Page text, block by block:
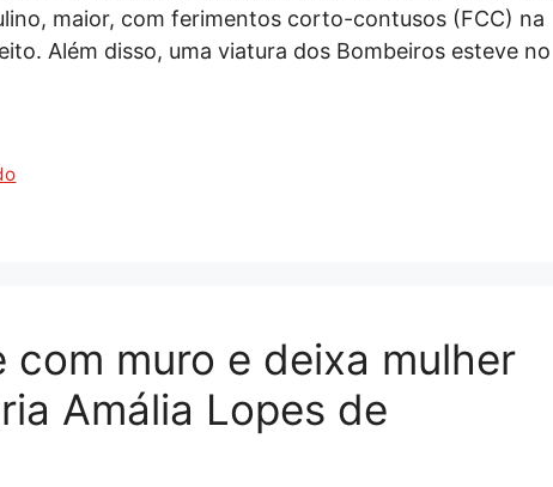
maior, com ferimentos corto-contusos (FCC) na
Além disso, uma viatura dos Bombeiros esteve no
com muro e deixa mulher
Amália Lopes de